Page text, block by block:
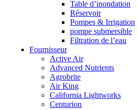
Table d’inondation
Réservoir
Pompes & Irrigation
pompe submersible
Filtration de l’eau
Fournisseur
Active Air
Advanced Nutrients
Agrobrite
Air King
California Lightworks
Centurion